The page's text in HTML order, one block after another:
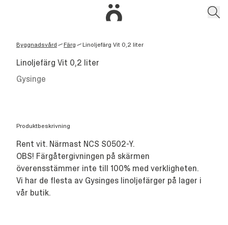
Byggnadsvård /Färg /Linoljefärg Vit 0,2 liter
Linoljefärg Vit 0,2 liter
Gysinge
Produktbeskrivning
Rent vit. Närmast NCS S0502-Y.
OBS! Färgåtergivningen på skärmen
överensstämmer inte till 100% med verkligheten.
Vi har de flesta av Gysinges linoljefärger på lager i
vår butik.